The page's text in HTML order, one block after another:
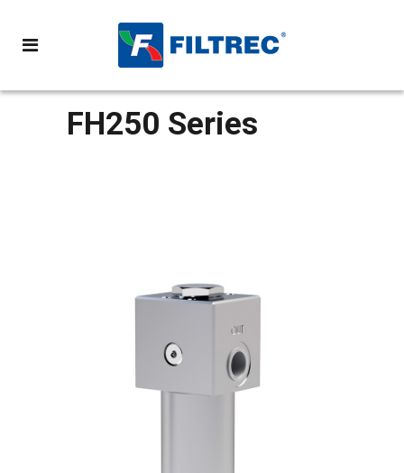
FH250 Series